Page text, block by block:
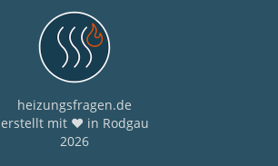
heizungsfragen.de
erstellt mit ❤ in Rodgau
2026